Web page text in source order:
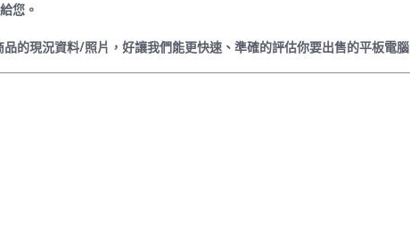
您。
的現況資料/照片，好讓我們能更快速、準確的評估你要出售的平板電腦